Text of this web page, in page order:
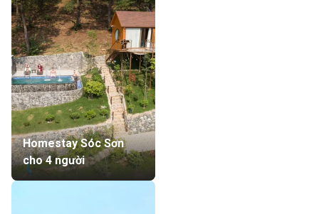
Homestay Sóc Sơn
cho 4 người